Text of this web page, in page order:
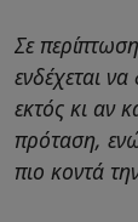
Σε
ενδέχεται
εκτός κι αν
πρόταση,
πιο κοντά